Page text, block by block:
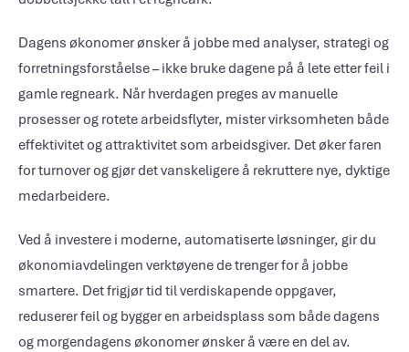
Dagens økonomer ønsker å jobbe med analyser, strategi og
forretningsforståelse – ikke bruke dagene på å lete etter feil i
gamle regneark. Når hverdagen preges av manuelle
prosesser og rotete arbeidsflyter, mister virksomheten både
effektivitet og attraktivitet som arbeidsgiver. Det øker faren
for turnover og gjør det vanskeligere å rekruttere nye, dyktige
medarbeidere.
Ved å investere i moderne, automatiserte løsninger, gir du
økonomiavdelingen verktøyene de trenger for å jobbe
smartere. Det frigjør tid til verdiskapende oppgaver,
reduserer feil og bygger en arbeidsplass som både dagens
og morgendagens økonomer ønsker å være en del av.